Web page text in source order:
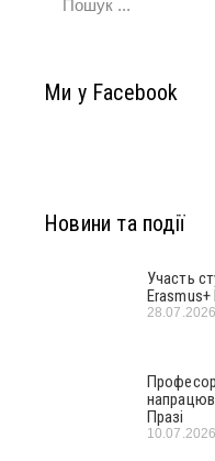
Ми у Facebook
Новини та події
Участь
Erasmus+
28.07.2026
Празі
10.07.2026